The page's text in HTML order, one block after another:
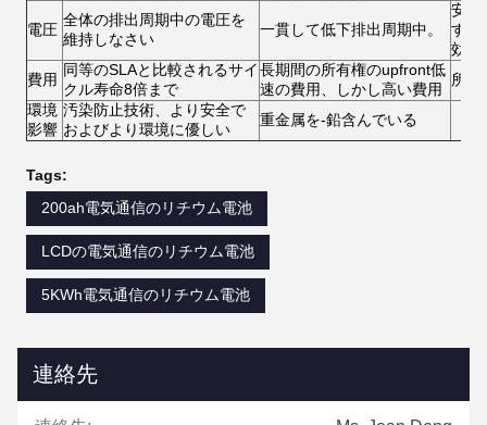
電圧
全体の排出周期中の電圧を
維持しなさい
一貫して低下排出周期中。
安定
すば
効率
費用
同等のSLAと比較されるサイ
クル寿命8倍まで
長期間の所有権のupfront低
速の費用、しかし高い費用
所有
環境
影響
汚染防止技術、より安全で
およびより環境に優しい
重金属を-鉛含んでいる
Tags:
200ah電気通信のリチウム電池
LCDの電気通信のリチウム電池
5KWh電気通信のリチウム電池
連絡先